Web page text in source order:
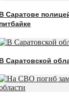
Саратове
Саратовской